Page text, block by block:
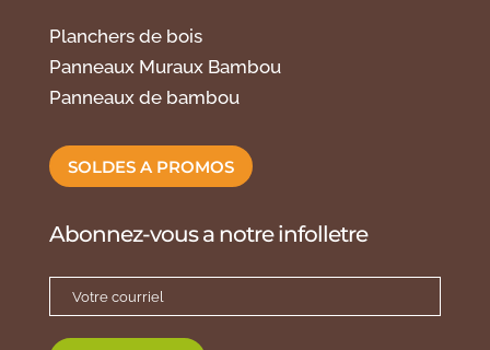
Planchers de bois
Panneaux Muraux Bambou
Panneaux de bambou
SOLDES A PROMOS
Abonnez-vous a notre infolletre